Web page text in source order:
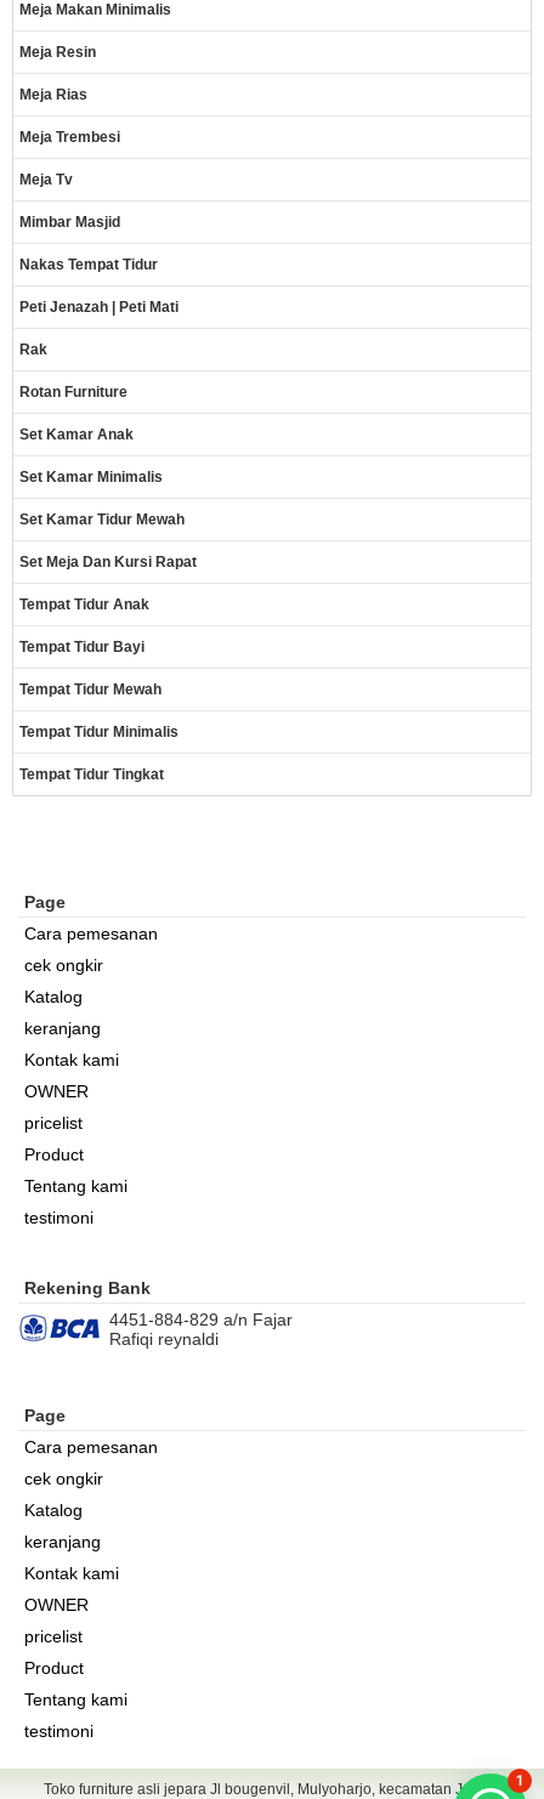
Meja Makan Minimalis
Meja Resin
Meja Rias
Meja Trembesi
Meja Tv
Mimbar Masjid
Nakas Tempat Tidur
Peti Jenazah | Peti Mati
Rak
Rotan Furniture
Set Kamar Anak
Set Kamar Minimalis
Set Kamar Tidur Mewah
Set Meja Dan Kursi Rapat
Tempat Tidur Anak
Tempat Tidur Bayi
Tempat Tidur Mewah
Tempat Tidur Minimalis
Tempat Tidur Tingkat
Page
Cara pemesanan
cek ongkir
Katalog
keranjang
Kontak kami
OWNER
pricelist
Product
Tentang kami
testimoni
Rekening Bank
4451-884-829 a/n Fajar
Rafiqi reynaldi
Page
Cara pemesanan
cek ongkir
Katalog
keranjang
Kontak kami
OWNER
pricelist
Product
Tentang kami
testimoni
Toko furniture asli jepara Jl bougenvil, Mulyoharjo, kecamatan Jepara
1